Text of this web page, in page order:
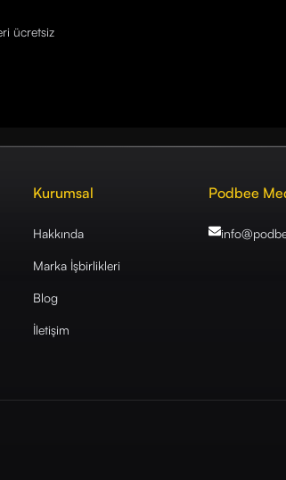
ücretsiz
Kurumsal
Hakkında
Marka İşbirlikleri
Blog
İletişim
Podbee